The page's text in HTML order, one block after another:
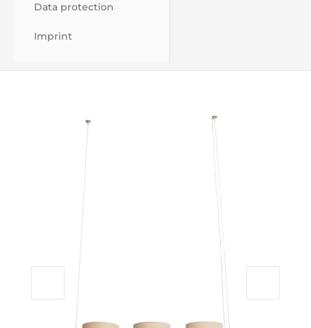
Data protection
Imprint